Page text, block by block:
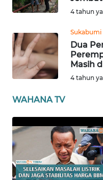
4 tahun
Sukabumi
Dua
Masih
4 tahun
WAHANA TV
WN
WN
LAMPUNG
JATENG
NUSANTARA
WN
JOGJA